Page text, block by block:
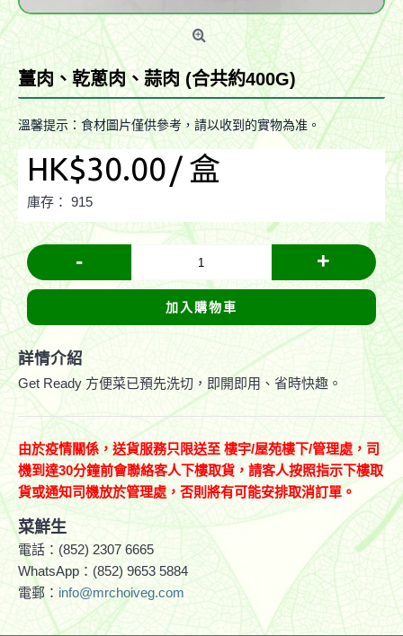
薑肉、乾蔥肉、蒜肉 (合共約400G)
溫馨提示：食材圖片僅供參考，請以收到的實物為准。
HK$30.00/ 盒
庫存： 915
- +
加入購物車
詳情介紹
Get Ready 方便菜已預先洗切，即開即用、省時快趣。
由於疫情關係，送貨服務只限送至 樓宇/屋苑樓下/管理處，司
機到達30分鐘前會聯絡客人下樓取貨，請客人按照指示下樓取
貨或通知司機放於管理處，否則將有可能安排取消訂單。
菜鮮生
電話：(852) 2307 6665
WhatsApp：(852) 9653 5884
電郵： info@mrchoiveg.com